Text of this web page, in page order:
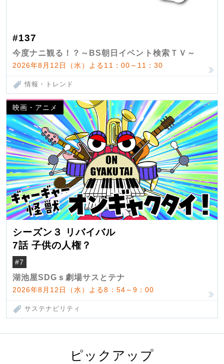
#137
今度ナニ観る！？～BS朝日イベント検索ＴＶ～
2026年8月12日（水）よる11：00～11：30
情報・トレンド
映画・アニメ
シーズン３ リバイバル
7話 子供の人権？
#7
湖池屋SDGｓ劇場サスとテナ
2026年8月12日（水）よる8：54～9：00
サステナビリティ
ピックアップ